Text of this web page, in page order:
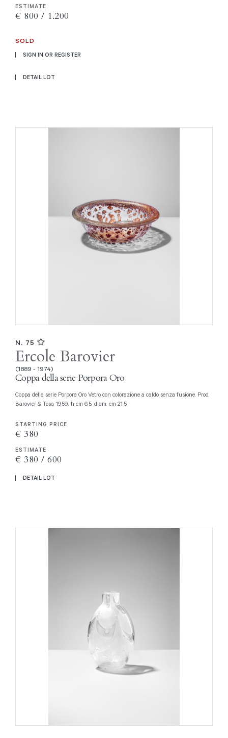
ESTIMATE
€ 800 / 1.200
SOLD
SIGN IN OR REGISTER
DETAIL LOT
N. 75
Ercole Barovier
(1889 - 1974)
Coppa della serie Porpora Oro
Coppa della serie Porpora Oro Vetro con colorazione a caldo senza fusione. Prod.
Barovier & Toso, 1959, h cm 6,5, diam. cm 21,5
STARTING PRICE
€ 380
ESTIMATE
€ 380 / 600
DETAIL LOT